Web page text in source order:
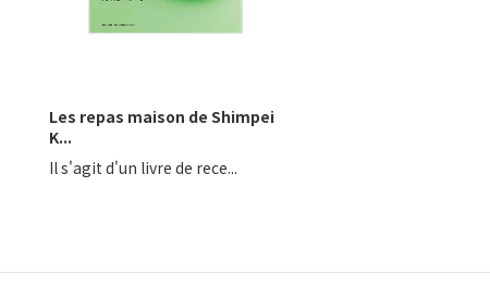
Les repas maison de Shimpei
K...
Il s'agit d'un livre de rece...